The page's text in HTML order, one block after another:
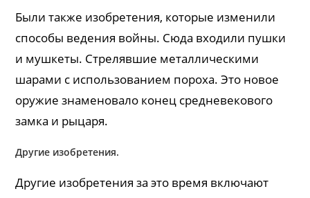
Были также изобретения, которые изменили
способы ведения войны. Сюда входили пушки
и мушкеты. Стрелявшие металлическими
шарами с использованием пороха. Это новое
оружие знаменовало конец средневекового
замка и рыцаря.
Другие изобретения.
Другие изобретения за это время включают